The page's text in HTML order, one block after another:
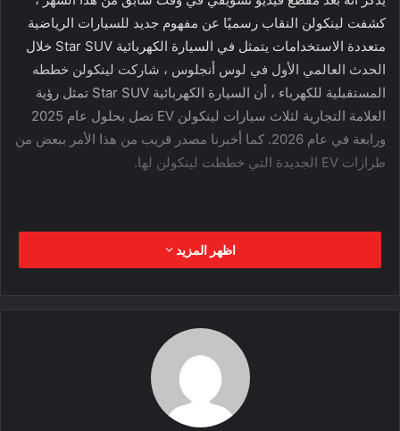
كشفت لينكولن النقاب رسميًا عن مفهوم جديد للسيارات الرياضية
متعددة الاستخدامات يتمثل في السيارة الكهربائية Star SUV خلال
الحدث العالمي الأول في لوس أنجلوس ، شاركت لينكولن خططه
المستقبلية للكهرباء ، أن السيارة الكهربائية Star SUV تمثل رؤية
العلامة التجارية لثلاث سيارات لينكولن EV تصل بحلول عام 2025
ورابعة في عام 2026. كما أخبرنا مصدر قريب من هذا الأمر ببعض من
طرازات EV الجديدة التي خططت لينكولن لها.
وقد ارتبط مؤخرًا بسيارات الدفع الرباعي مثل أفياتور.
اظهر المزيد